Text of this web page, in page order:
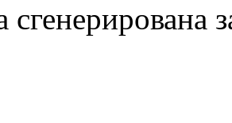
сгенерирована